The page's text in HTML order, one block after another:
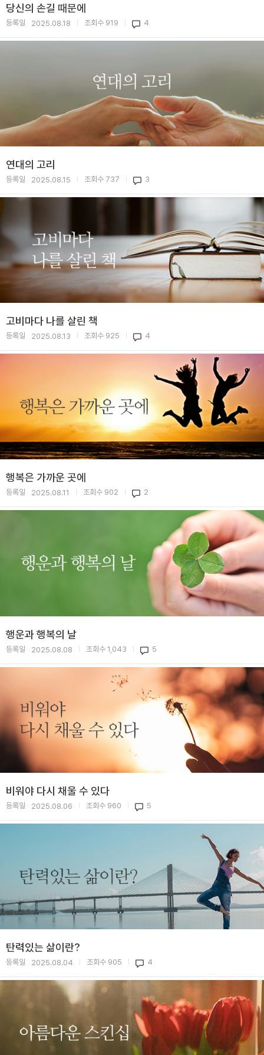
당신의 손길 때문에
등록일 2025.08.18 조회수 919 4
연대의 고리
등록일 2025.08.15 조회수 737 3
고비마다 나를 살린 책
등록일 2025.08.13 조회수 925 4
행복은 가까운 곳에
등록일 2025.08.11 조회수 902 2
행운과 행복의 날
등록일 2025.08.08 조회수 1,043 5
비워야 다시 채울 수 있다
등록일 2025.08.06 조회수 960 5
탄력있는 삶이란?
등록일 2025.08.04 조회수 905 4